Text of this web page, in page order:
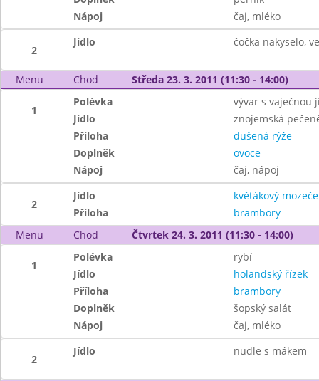
Nápoj
čaj, mléko
2
Jídlo čočka nakyselo,
Menu Chod Středa 23. 3. 2011 (11:30 - 14:00)
1
Polévka
vývar s vaječnou
Jídlo
znojemská
Příloha
dušená rýže
Doplněk
ovoce
Nápoj
čaj, nápoj
2
Jídlo
květákový
Příloha
brambory
Menu
Chod Čtvrtek 24. 3. 2011 (11:30 - 14:00)
1
Polévka
rybí
Jídlo
holandský řízek
Příloha
brambory
Doplněk
šopský salát
Nápoj
čaj, mléko
2
Jídlo nudle s mákem